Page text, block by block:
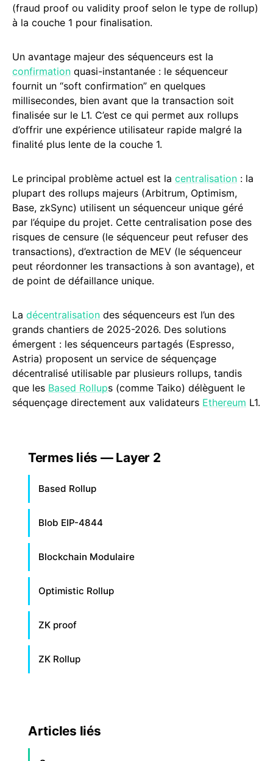
(fraud proof ou validity proof selon le type de rollup)
à la couche 1 pour finalisation.
Un avantage majeur des séquenceurs est la
confirmation quasi-instantanée : le séquenceur
fournit un “soft confirmation” en quelques
millisecondes, bien avant que la transaction soit
finalisée sur le L1. C’est ce qui permet aux rollups
d’offrir une expérience utilisateur rapide malgré la
finalité plus lente de la couche 1.
Le principal problème actuel est la centralisation : la
plupart des rollups majeurs (Arbitrum, Optimism,
Base, zkSync) utilisent un séquenceur unique géré
par l’équipe du projet. Cette centralisation pose des
risques de censure (le séquenceur peut refuser des
transactions), d’extraction de MEV (le séquenceur
peut réordonner les transactions à son avantage), et
de point de défaillance unique.
La décentralisation des séquenceurs est l’un des
grands chantiers de 2025-2026. Des solutions
émergent : les séquenceurs partagés (Espresso,
Astria) proposent un service de séquençage
décentralisé utilisable par plusieurs rollups, tandis
que les Based Rollups (comme Taiko) délèguent le
séquençage directement aux validateurs Ethereum L1.
Termes liés — Layer 2
Based Rollup
Blob EIP-4844
Blockchain Modulaire
Optimistic Rollup
ZK proof
ZK Rollup
Articles liés